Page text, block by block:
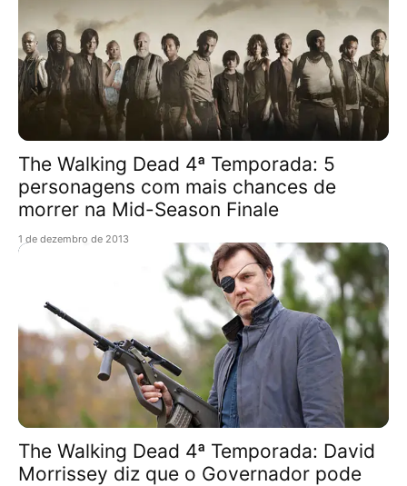
The Walking Dead 4ª Temporada: 5
personagens com mais chances de
morrer na Mid-Season Finale
1 de dezembro de 2013
The Walking Dead 4ª Temporada: David
Morrissey diz que o Governador pode